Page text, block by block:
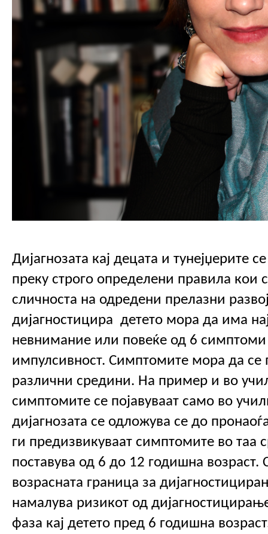
Дијагнозата кај децата и тунејџерите
преку строго определени правила
сличноста на одредени прелазни
дијагностицира  детето мора да има
невнимание или повеќе од 6 симптоми
импулсивност. Симптомите мора да се
различни средини. На пример и во
симптомите се појавуваат само во
дијагнозата се одложува се до
ги предизвикуваат симптомите во таа
поставува од 6 до 12 годишна возраст.
возрасната граница за
намалува ризикот од
фаза кај детето пред 6 годишна